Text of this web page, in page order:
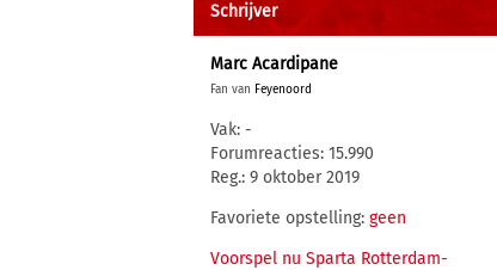
Schrijver
Marc Acardipane
Fan van Feyenoord
Vak: -
Forumreacties: 15.990
Reg.: 9 oktober 2019
Favoriete opstelling: geen
Voorspel nu Sparta Rotterdam-